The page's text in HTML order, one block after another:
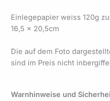
Einlegepapier weiss 120g
16,5 x 20,5cm
Die auf dem Foto
sind im Preis nicht
Warnhinweise und